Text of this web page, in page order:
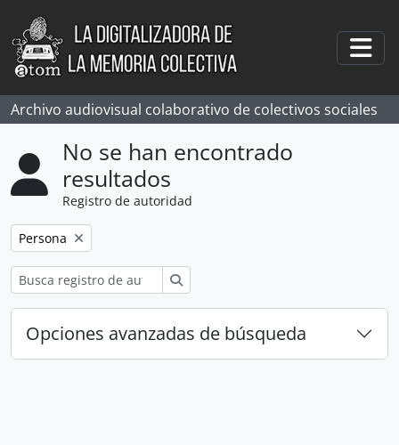
Skip to main content
Archivo audiovisual colaborativo de colectivos sociales
No se han encontrado
resultados
Registro de autoridad
Remove filter:
Persona
Opciones avanzadas de búsqueda